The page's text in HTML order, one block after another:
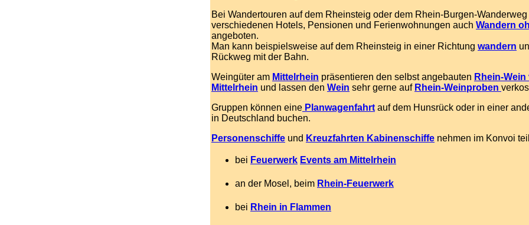
Bei Wandertouren auf dem Rheinsteig oder dem Rhein-Burgen-
verschiedenen Hotels, Pensionen und Ferienwohnungen auch Wandern
angeboten.
Man kann beispielsweise auf dem Rheinsteig in einer Richtung wandern
Rückweg mit der Bahn.
Weingüter am Mittelrhein präsentieren den selbst angebauten Rhein-Wein
Mittelrhein und lassen den Wein sehr gerne auf Rhein-Weinproben
Gruppen können eine Planwagenfahrt auf dem Hunsrück oder in einer
in Deutschland buchen.
Personenschiffe und Kreuzfahrten Kabinenschiffe nehmen im Konvoi
bei Feuerwerk Events am Mittelrhein
an der Mosel, beim Rhein-Feuerwerk
bei Rhein in Flammen